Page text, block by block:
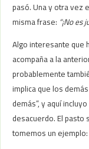
pasó. Una y otra vez
misma frase: “¡No es
Algo interesante que
acompaña a la
probablemente
implica que los
demás”, y aquí
desacuerdo. El
tomemos un ejemplo: